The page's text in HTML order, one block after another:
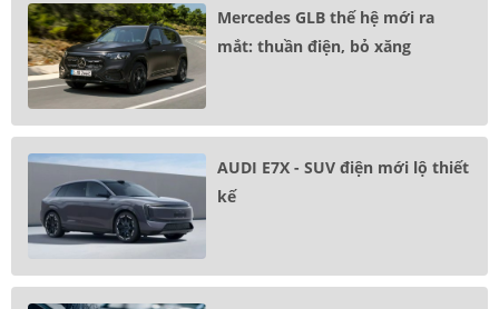
Mercedes GLB thế hệ mới ra
mắt: thuần điện, bỏ xăng
AUDI E7X - SUV điện mới lộ thiết
kế